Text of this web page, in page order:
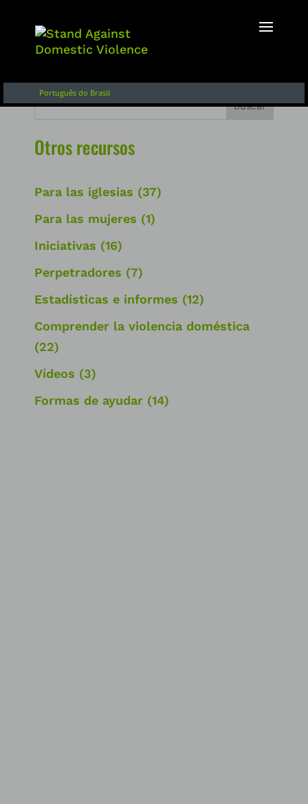
Buscar
Otros recursos
Para las iglesias (37)
Para las mujeres (1)
Iniciativas (16)
Perpetradores (7)
Estadísticas e informes (12)
Comprender la violencia doméstica
(22)
Vídeos (3)
Formas de ayudar (14)
Français
Português do Brasil